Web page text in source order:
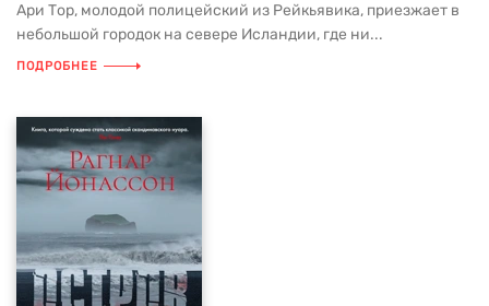
Ари Тор, молодой полицейский из Рейкьявика, приезжает в
небольшой городок на севере Исландии, где ни...
ПОДРОБНЕЕ